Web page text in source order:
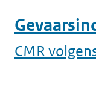
CMR